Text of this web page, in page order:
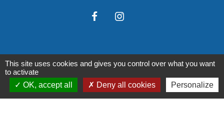
Liens institutionnels
This site uses cookies and gives you control over what you want
to activate
OK, accept all
Deny all cookies Personalize